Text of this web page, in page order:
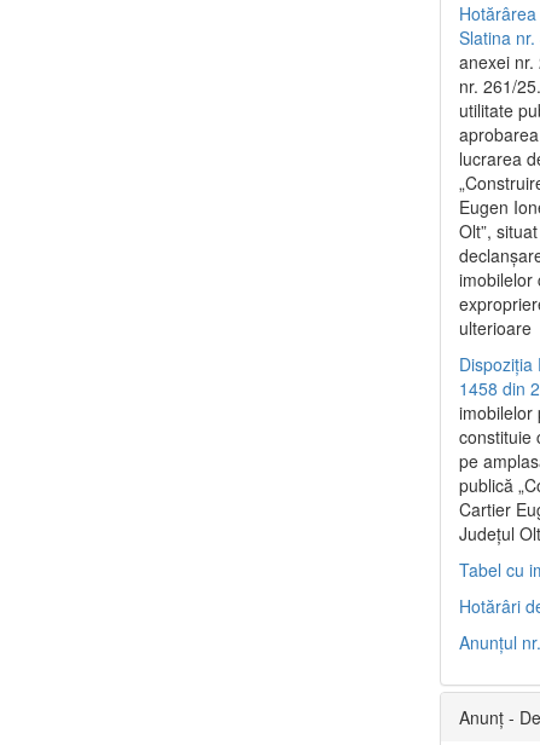
Slatina
anexei nr.
nr. 261/
utilitate
lucrarea
Eugen
Olt”,
imobilelor
ulterioare
Dispoziția
1458 din
imobilelor
constituie
pe
publică
Cartier
Județul
Tabel cu
Hotărâri
Anunțul
Anunț -